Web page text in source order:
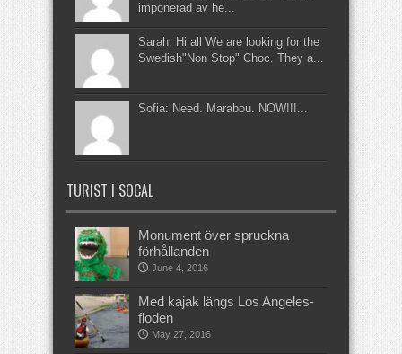
imponerad av he...
Sarah: Hi all We are looking for the
Swedish"Non Stop" Choc. They a...
Sofia: Need. Marabou. NOW!!!...
TURIST I SOCAL
Monument över spruckna
förhållanden
June 4, 2016
Med kajak längs Los Angeles-
floden
May 27, 2016